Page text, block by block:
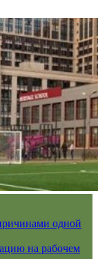
одной
на рабочем